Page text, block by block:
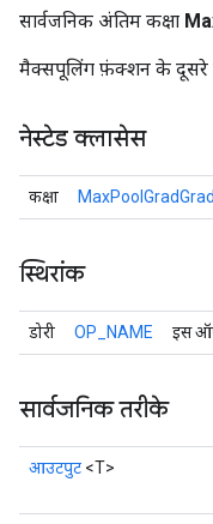
सार्वजनिक अंतिम कक्षा
मैक्सपूलिंग फ़ंक्शन के दूसरे
नेस्टेड क्लासेस
कक्षा
स्थिरांक
डोरी OP_NAME इस
सार्वजनिक तरीके
आउटपुट <T>